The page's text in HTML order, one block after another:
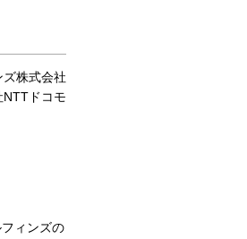
株式会社
NTTドコモ
ィンズの